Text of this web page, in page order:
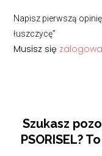
Napisz pierwszą
łuszczycę”
Musisz się
Szukasz
PSORISEL?